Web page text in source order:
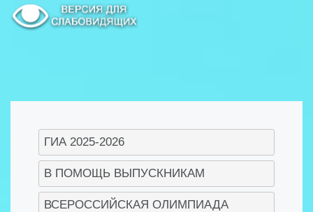
ГИА 2025-2026
В ПОМОЩЬ ВЫПУСКНИКАМ
ВСЕРОССИЙСКАЯ ОЛИМПИАДА